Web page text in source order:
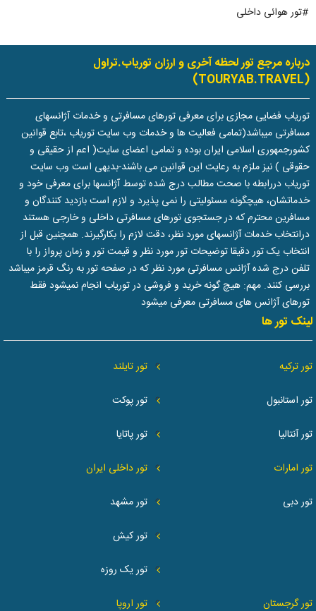
#تور هوائی داخلی
درباره مرجع تور لحظه آخری و ارزان توریاب.تراول
(TOURYAB.TRAVEL)
توریاب فضایی مجازی برای معرفی تورهای مسافرتی و خدمات آژانسهای
مسافرتی میباشد(تمامی فعالیت ها و خدمات وب سایت توریاب ،تابع قوانین
کشورجمهوری اسلامی ایران بوده و تمامی اعضای سایت( اعم از حقیقی و
حقوقی ) نیز ملزم به رعایت این قوانین می باشند-بدیهی است وب سایت
توریاب دررابطه با صحت مطالب درج شده توسط آژانسها برای معرفی خود و
خدماتشان، هیچگونه مسئولیتی را نمی پذیرد و لازم است بازدید کنندگان و
مسافرین محترم که در جستجوی تورهای مسافرتی داخلی و خارجی هستند
درانتخاب خدمات آژانسهای مورد نظر، دقت لازم را بکارگیرند. همچنین قبل از
انتخاب یک تور دقیقا توضیحات تور مورد نظر و قیمت تور و زمان پرواز را با
تلفن درج شده آژانس مسافرتی مورد نظر که در صفحه تور به رنگ قرمز میباشد
بررسی کنند. مهم: هیچ گونه خرید و فروشی در توریاب انجام نمیشود فقط
تورهای آژانس های مسافرتی معرفی میشود
لینک تور ها
تور ترکیه
تور استانبول
تور آنتالیا
تور تایلند
تور پوکت
تور پاتایا
تور امارات
تور دبی
تور داخلی ایران
تور مشهد
تور کیش
تور یک روزه
تور گرجستان
تور اروپا